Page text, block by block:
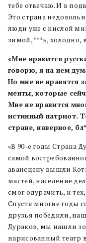
тебе отвечаю. И в
Это страна
люди уже с кислой
зимой, ***ь, холодно,
«Мне нравится
говорю, я на нем
Но мне не нравятся
менты, которые
Мне не нравится
истинный патриот.
стране, наверное,
«В 90-е годы Страна
самой
авансцену вышли
мастей, население
смог одурачить, и
Спустя многие годы
друзья победили,
Дураков, мы нашли
нарисованный театр